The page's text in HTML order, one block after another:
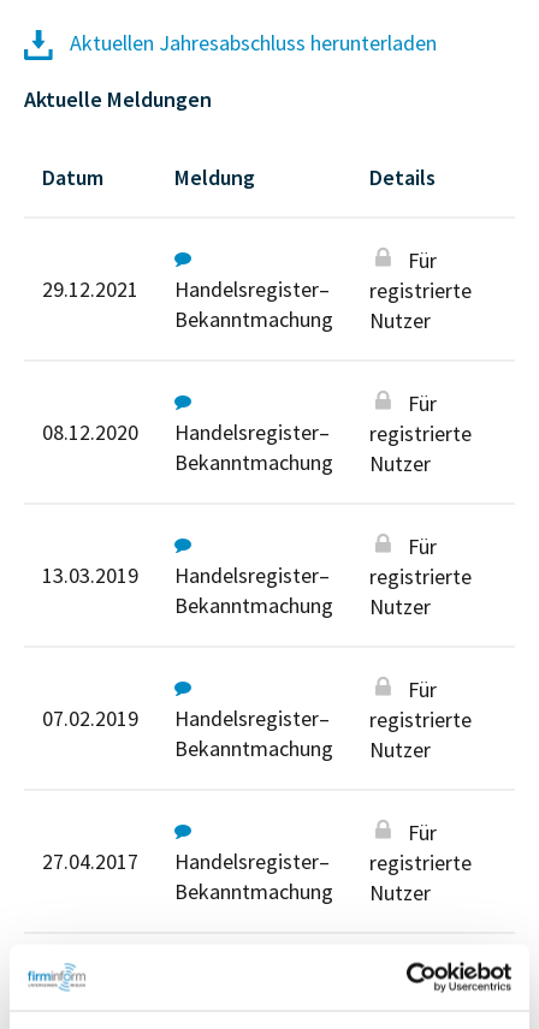
Aktuellen Jahresabschluss herunterladen
Aktuelle Meldungen
Datum Meldung Details
29.12.2021
Handelsregister–
Bekanntmachung
Für
registrierte
Nutzer
08.12.2020
Handelsregister–
Bekanntmachung
Für
registrierte
Nutzer
13.03.2019
Handelsregister–
Bekanntmachung
Für
registrierte
Nutzer
07.02.2019
Handelsregister–
Bekanntmachung
Für
registrierte
Nutzer
27.04.2017
Handelsregister–
Bekanntmachung
Für
registrierte
Nutzer
Für registrierte Nutzer